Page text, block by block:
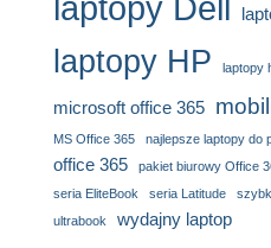
laptopy HP laptopy
microsoft office 365
MS Office 365 najlepsze laptopy do
office 365 pakiet biurowy Office
seria EliteBook
seria Latitude
ultrabook
wydajny laptop